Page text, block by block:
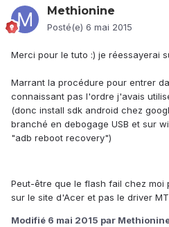
Methionine
Posté(e) 6 mai 2015
Merci pour le tuto :) je réessayerai
Marrant la procédure pour entrer
connaissant pas l'ordre j'avais
(donc install sdk android chez
branché en debogage USB et sur
"adb reboot recovery")
Peut-être que le flash fail chez
sur le site d'Acer et pas le driver
Modifié 6 mai 2015 par